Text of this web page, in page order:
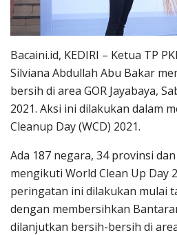
Bacaini.id, KEDIRI – Ketua TP
Silviana Abdullah Abu Bakar
bersih di area GOR Jayabaya,
2021. Aksi ini dilakukan dalam
Cleanup Day (WCD) 2021.
Ada 187 negara, 34 provinsi
mengikuti World Clean Up Day
peringatan ini dilakukan mulai
dengan membersihkan
dilanjutkan bersih-bersih di area